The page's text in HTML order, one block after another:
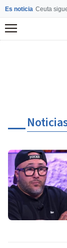
Es noticia Ceuta
Menú